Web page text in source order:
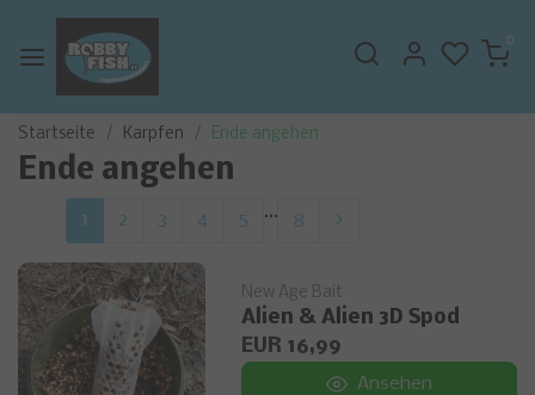
0
Startseite Karpfen Ende angehen
Ende angehen
1 2 3 4 5 ... 8
New Age Bait
Alien & Alien 3D Spod
EUR 16,99
Ansehen